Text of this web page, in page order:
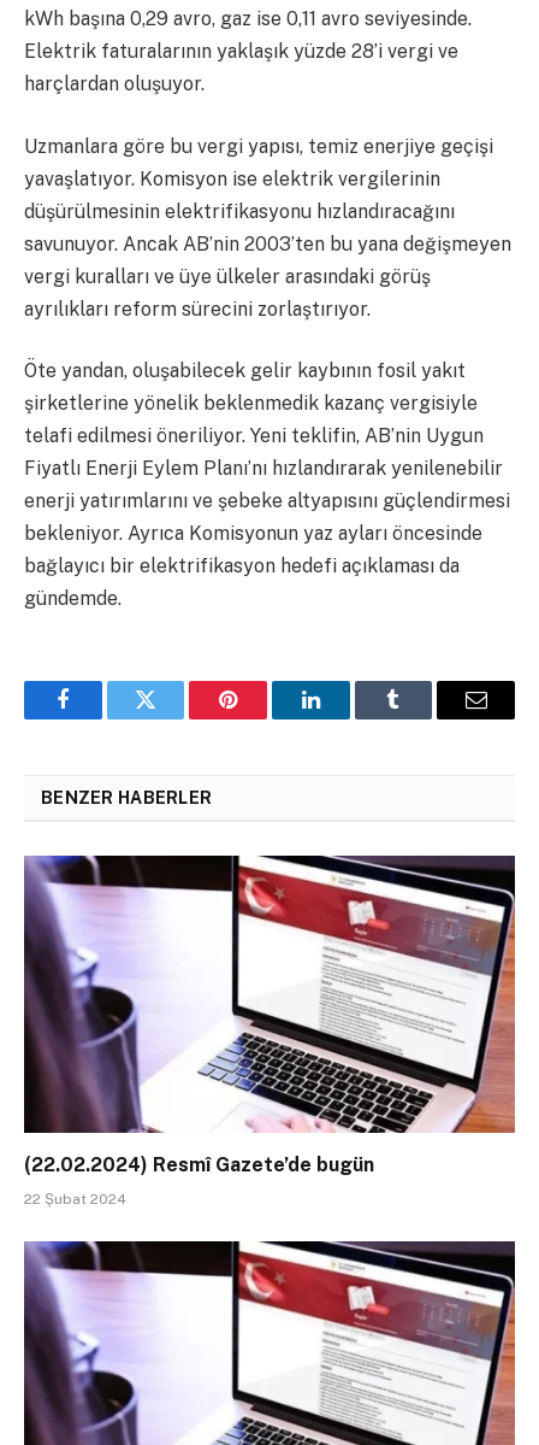
kWh başına 0,29 avro, gaz ise 0,11 avro seviyesinde.
Elektrik faturalarının yaklaşık yüzde 28’i vergi ve
harçlardan oluşuyor.
Uzmanlara göre bu vergi yapısı, temiz enerjiye geçişi
yavaşlatıyor. Komisyon ise elektrik vergilerinin
düşürülmesinin elektrifikasyonu hızlandıracağını
savunuyor. Ancak AB’nin 2003’ten bu yana değişmeyen
vergi kuralları ve üye ülkeler arasındaki görüş
ayrılıkları reform sürecini zorlaştırıyor.
Öte yandan, oluşabilecek gelir kaybının fosil yakıt
şirketlerine yönelik beklenmedik kazanç vergisiyle
telafi edilmesi öneriliyor. Yeni teklifin, AB’nin Uygun
Fiyatlı Enerji Eylem Planı’nı hızlandırarak yenilenebilir
enerji yatırımlarını ve şebeke altyapısını güçlendirmesi
bekleniyor. Ayrıca Komisyonun yaz ayları öncesinde
bağlayıcı bir elektrifikasyon hedefi açıklaması da
gündemde.
FacebookTwitter Pinterest LinkedInTumblr Email
BENZER HABERLER
(22.02.2024) Resmî Gazete’de bugün
22 Şubat 2024